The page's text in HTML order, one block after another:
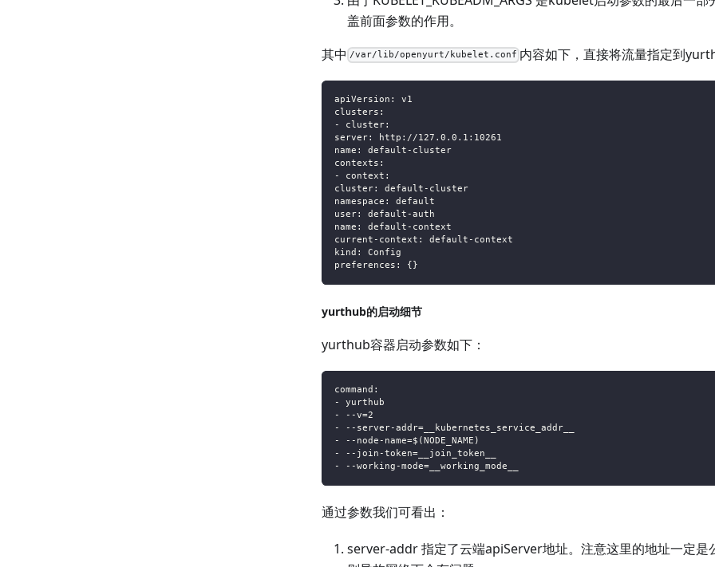
盖前面参数的作用。
其中 /var/lib/openyurt/kubelet.conf 内容如下，直接将流量指定到
apiVersion: v1
clusters:
- cluster:
server: http://127.0.0.1:10261
name: default-cluster
contexts:
- context:
cluster: default-cluster
namespace: default
user: default-auth
name: default-context
current-context: default-context
kind: Config
preferences: {}
yurthub的启动细节
yurthub容器启动参数如下：
command:
- yurthub
- --v=2
- --server-addr=__kubernetes_service_addr__
- --node-name=$(NODE_NAME)
- --join-token=__join_token__
- --working-mode=__working_mode__
通过参数我们可看出：
server-addr 指定了云端apiServer地址。注意这里的地址一定是